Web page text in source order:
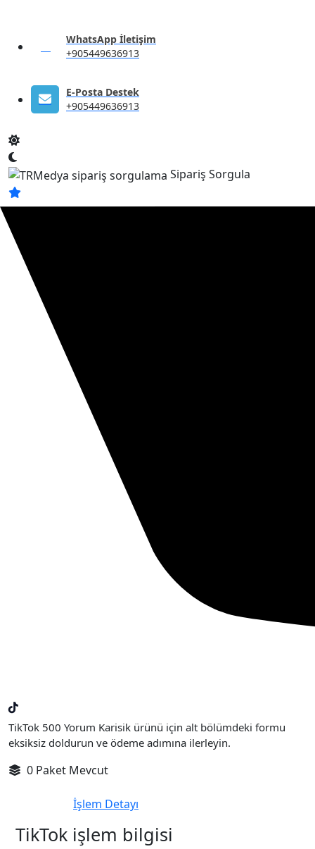
WhatsApp İletişim
+905449636913
E-Posta Destek
+905449636913
Sipariş Sorgula
TikTok 500 Yorum Karisik ürünü için alt bölümdeki formu
eksiksiz doldurun ve ödeme adımına ilerleyin.
0 Paket Mevcut
İşlem Detayı
TikTok işlem bilgisi